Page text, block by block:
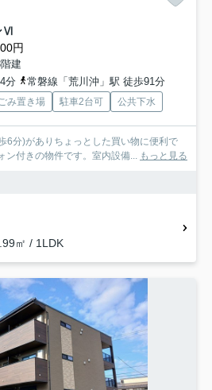
Ⅵ
円
建
分
常磐線「荒川沖」駅 徒歩91分
み置き場 駐車2台可 公共下水
6分)がありちょっとした買い物に便利で
ン付きの物件です。室内設備... もっと見る
㎡ / 1LDK